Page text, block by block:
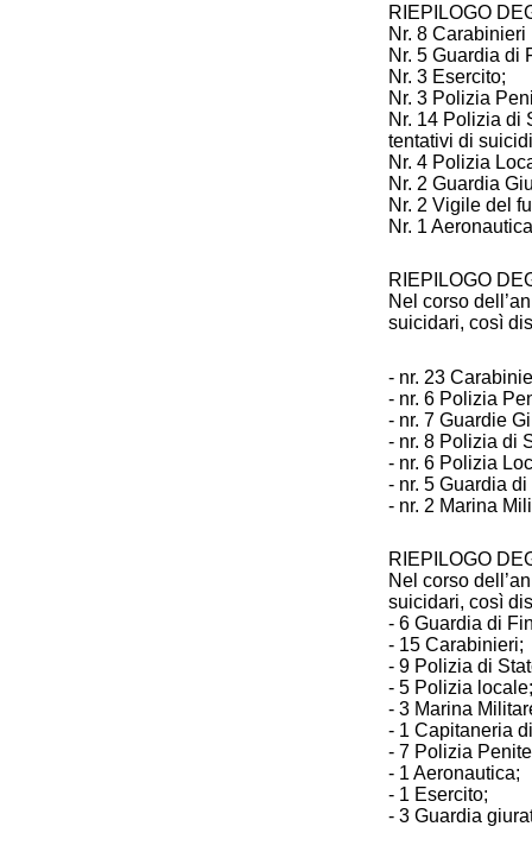
RIEPILOGO
Nr. 8
Nr. 5 Guardia di
Nr. 3 Esercito;
Nr. 3 Polizia
Nr. 14 Polizia di
tentativi di
Nr. 4 Polizia
Nr. 2 Guardia
Nr. 2 Vigile del
Nr. 1
RIEPILOGO
Nel corso
suicidari, così
- nr. 23
- nr. 6 Polizia
- nr. 7 Guardie
- nr. 8 Polizia di
- nr. 6 Polizia
- nr. 5 Guardia
- nr. 2 Marina
RIEPILOGO
Nel corso
suicidari, così
- 6 Guardia di
- 15 Carabinieri;
- 9 Polizia di
- 5 Polizia
- 3 Marina
- 1 Capitaneria
- 7 Polizia
- 1 Aeronautica;
- 1 Esercito;
- 3 Guardia